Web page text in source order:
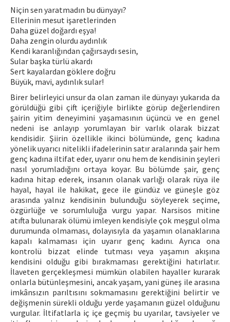
Niçin sen yaratmadın bu dünyayı?
Ellerinin mesut işaretlerinden
Daha güzel doğardı eşya!
Daha zengin olurdu aydınlık
Kendi karanlığından çağırsaydı sesin,
Sular başka türlü akardı
Sert kayalardan göklere doğru
Büyük, mavi, aydınlık sular!
Birer belirleyici unsur da olan zaman ile dünyayı yukarıda da
görüldüğü gibi çift içeriğiyle birlikte görüp değerlendiren
şairin yitim deneyimini yaşamasının üçüncü ve en genel
nedeni ise anlayıp yorumlayan bir varlık olarak bizzat
kendisidir. Şiirin özellikle ikinci bölümünde, genç kadına
yönelik uyarıcı nitelikli ifadelerinin satır aralarında şair hem
genç kadına iltifat eder, uyarır onu hem de kendisinin şeyleri
nasıl yorumladığını ortaya koyar. Bu bölümde şair, genç
kadına hitap ederek, insanın olanak varlığı olarak rüya ile
hayal, hayal ile hakikat, gece ile gündüz ve güneşle göz
arasında yalnız kendisinin bulunduğu söyleyerek seçime,
özgürlüğe ve sorumluluğa vurgu yapar. Narsisos mitine
atıfta bulunarak ölümü imleyen kendisiyle çok meşgul olma
durumunda olmaması, dolayısıyla da yaşamın olanaklarına
kapalı kalmaması için uyarır genç kadını. Ayrıca ona
kontrolü bizzat elinde tutması veya yaşamın akışına
kendisini olduğu gibi bırakmaması gerektiğini hatırlatır.
İlaveten gerçekleşmesi mümkün olabilen hayaller kurarak
onlarla bütünleşmesini, ancak yaşam, yani güneş ile arasına
imkânsızın parıltısını sokmamasını gerektiğini belirtir ve
değişmenin sürekli olduğu yerde yaşamanın güzel olduğunu
vurgular. İltifatlarla iç içe geçmiş bu uyarılar, tavsiyeler ve